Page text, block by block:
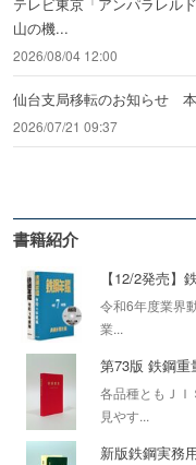
テレビ東京「アンパラレル
山の機...
2026/08/04 12:00
仙台支局移転のお知らせ
2026/07/21 09:37
書籍紹介
【12/2発売】
令和6年度業界
業...
第73版 鉄鋼重
各品種ともＪ
見やす...
新版鉄鋼実務